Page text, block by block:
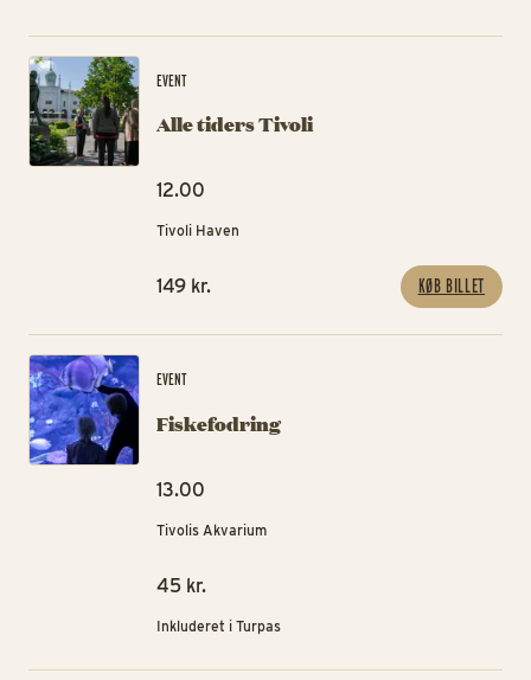
EVENT
Alle tiders Tivoli
12.00
Tivoli Haven
149 kr. KØB BILLET
EVENT
Fiskefodring
13.00
Tivolis Akvarium
45 kr.
Inkluderet i Turpas